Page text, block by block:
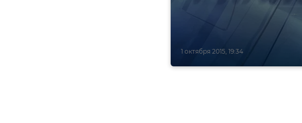
1 октября 2015, 19:34